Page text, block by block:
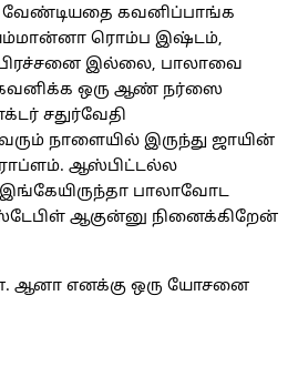
கவனிப்பாங்க
ரொம்ப இஷ்டம்,
பிரச்சனை இல்லை, பாலாவை
கவனிக்க ஒரு ஆண் நர்ஸை
சதுர்வேதி
நாளையில் இருந்து ஜாயின்
ஆஸ்பிட்டல்ல
பாலாவோட
ஆகுன்னு நினைக்கிறேன்
ஆனா எனக்கு ஒரு யோசனை